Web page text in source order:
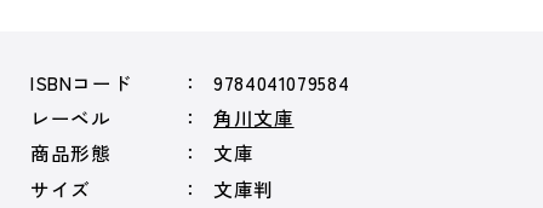
ISBNコード
9784041079584
レーベル
角川文庫
商品形態
文庫
サイズ
文庫判